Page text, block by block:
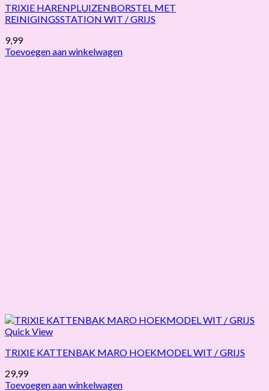
TRIXIE HARENPLUIZENBORSTEL MET
REINIGINGSSTATION WIT / GRIJS
9,99
Toevoegen aan winkelwagen
Quick View
TRIXIE KATTENBAK MARO HOEKMODEL WIT / GRIJS
29,99
Toevoegen aan winkelwagen